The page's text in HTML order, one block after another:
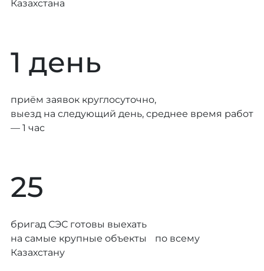
Казахстана
1 день
приём заявок круглосуточно,
выезд на следующий день, среднее время работ
— 1 час
25
бригад СЭС готовы выехать
на самые крупные объекты по всему
Казахстану